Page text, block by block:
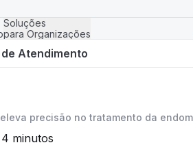
Soluções
para Organizações
Atendimento
precisão no tratamento da
minutos